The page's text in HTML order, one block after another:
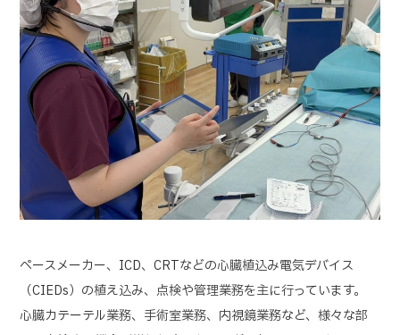
ペースメーカー、ICD、CRTなどの心臓植込み電気デバイス
（CIEDs）の植え込み、点検や管理業務を主に行っています。
心臓カテーテル業務、手術室業務、内視鏡業務など、様々な部